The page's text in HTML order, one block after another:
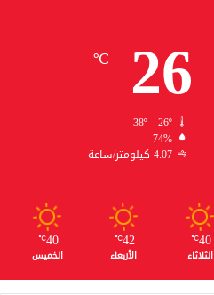
26
℃
38º - 26º
74%
4.07 كيلومتر/ساعة
40
℃
الثلاثاء
42
℃
الأربعاء
40
℃
الخميس